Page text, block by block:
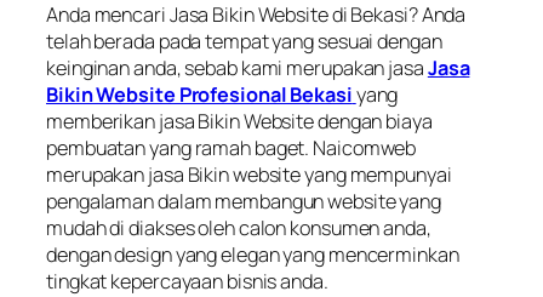
Anda mencari Jasa Bikin Website di Bekasi? Anda
telah berada pada tempat yang sesuai dengan
keinginan anda, sebab kami merupakan jasaJasa
Bikin Website Profesional Bekasiyang
memberikan jasa Bikin Website dengan biaya
pembuatan yang ramah baget. Naicomweb
merupakan jasa Bikin website yang mempunyai
pengalaman dalam membangun website yang
mudah di diakses oleh calon konsumen anda,
dengan design yang elegan yang mencerminkan
tingkat kepercayaan bisnis anda.